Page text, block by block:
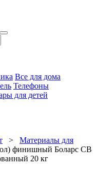
Все для дома
Телефоны
для детей
> Материалы для
финишный Боларс СВ
20 кг